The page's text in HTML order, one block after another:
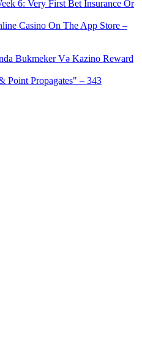
6: Very First Bet Insurance Or
Casino On The App Store –
Bukmeker Və Kazino Reward
Point Propagates" – 343